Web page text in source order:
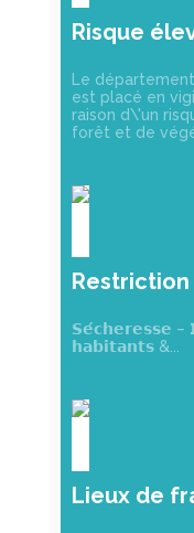
Risque
Le
est placé en
raison d\'un
forêt et de
𝗦𝗲́𝗰𝗵𝗲𝗿𝗲𝘀𝘀𝗲 –
𝗵𝗮𝗯𝗶𝘁𝗮𝗻𝘁𝘀 &...
Lieux de